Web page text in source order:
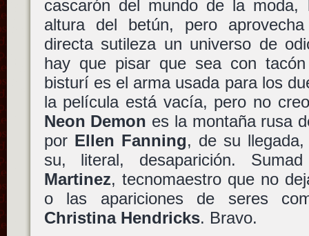
cascarón del mundo de la
altura del betún, pero
directa sutileza un universo de
hay que pisar que sea con
bisturí es el arma usada para los
la película está vacía, pero no
Neon Demon es la montaña rusa
por Ellen Fanning, de su
su, literal, desaparición.
Martinez, tecnomaestro que no
o las apariciones de seres
Christina Hendricks. Bravo.